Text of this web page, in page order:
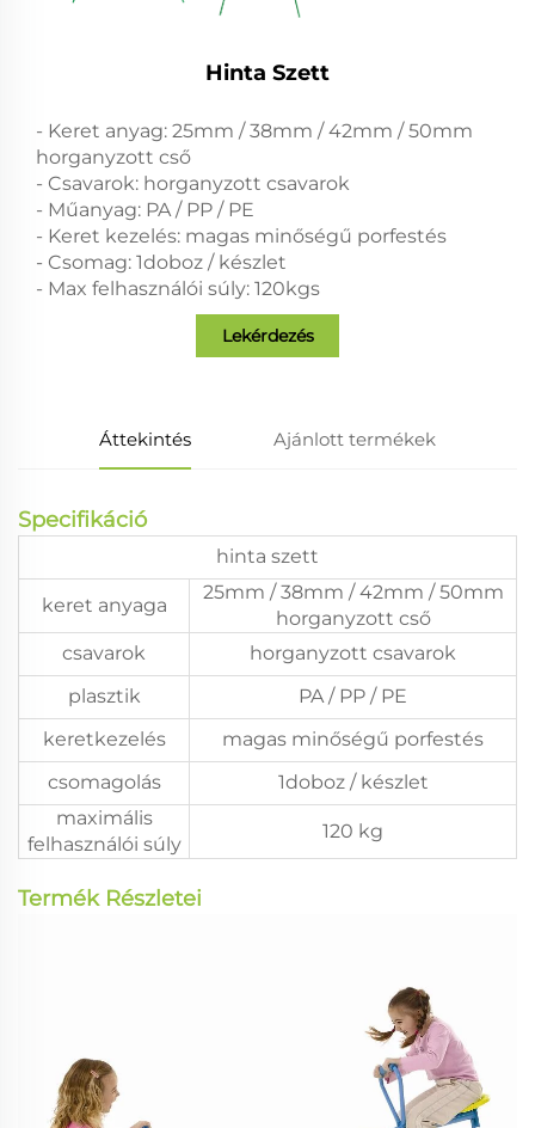
Hinta Szett
- Keret anyag: 25mm / 38mm / 42mm / 50mm
horganyzott cső
- Csavarok: horganyzott csavarok
- Műanyag: PA / PP / PE
- Keret kezelés: magas minőségű porfestés
- Csomag: 1doboz / készlet
- Max felhasználói súly: 120kgs
Lekérdezés
Áttekintés Ajánlott termékek
Specifikáció
hinta szett
keret anyaga
25mm / 38mm / 42mm / 50mm
horganyzott cső
csavarok
horganyzott csavarok
plasztik
PA / PP / PE
keretkezelés
magas minőségű porfestés
csomagolás
1doboz / készlet
maximális
felhasználói súly
120 kg
Termék Részletei